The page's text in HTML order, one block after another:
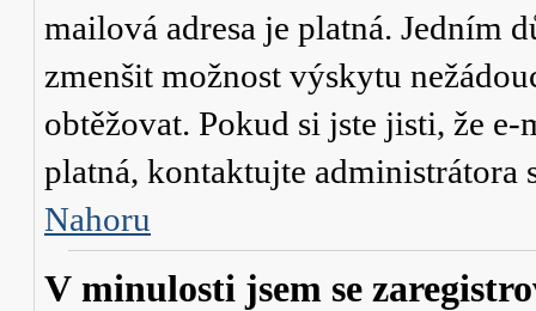
mailová adresa je platná. Jedním
zmenšit možnost výskytu
obtěžovat. Pokud si jste jisti, že
platná, kontaktujte administrátora
Nahoru
V minulosti jsem se